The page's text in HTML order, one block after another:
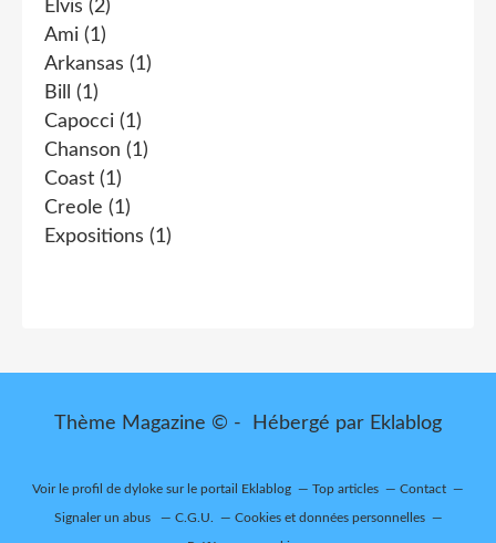
Elvis (2)
Ami (1)
Arkansas (1)
Bill
(1)
Capocci (1)
Chanson (1)
Coast (1)
Creole (1)
Expositions (1)
Thème Magazine © - Hébergé par Eklablog
Voir le profil de dyloke sur le portail Eklablog Top articles Contact
Signaler un abus C.G.U. Cookies et données personnelles